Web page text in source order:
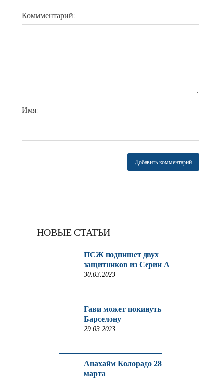
Коммментарий:
Имя:
НОВЫЕ СТАТЬИ
ПСЖ подпишет двух
защитников из Серии A
30.03.2023
Гави может покинуть
Барселону
29.03.2023
Анахайм Колорадо 28
марта